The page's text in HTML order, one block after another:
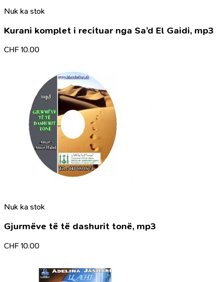
Nuk ka stok
Kurani komplet i recituar nga Sa’d El Gaidi, mp3
CHF 10.00
Nuk ka stok
Gjurmëve të të dashurit tonë, mp3
CHF 10.00